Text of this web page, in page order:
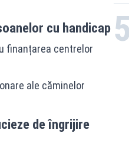
cu handicap
finanțarea centrelor
ale căminelor
de îngrijire
5